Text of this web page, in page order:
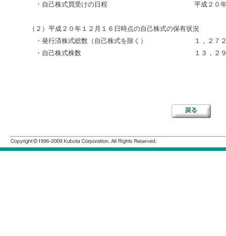
・自己株式買受けの日程
平成２０
（２）平成２０年１２月１６日時点の自己株式の保有状況
・発行済株式総数（自己株式を除く）
１，２７
・自己株式株数
１３，２